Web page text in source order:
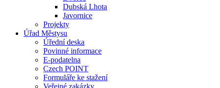
Dubská Lhota
Javornice
Projekty
Úřad Městysu
Úřední deska
Povinné informace
E-podatelna
Czech POINT
Formuláře ke stažení
Veřejné zakázky